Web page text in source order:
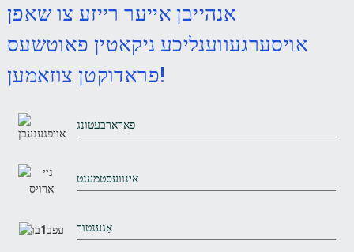
אנהייבן אייער רייזע צו שאפן
אויסערגעווענליכע ניקאטין פאוטשעס
פראדוקטן צוזאמען!
פאַראַרבעטונג
אינוועסטמענט
אַגענטור